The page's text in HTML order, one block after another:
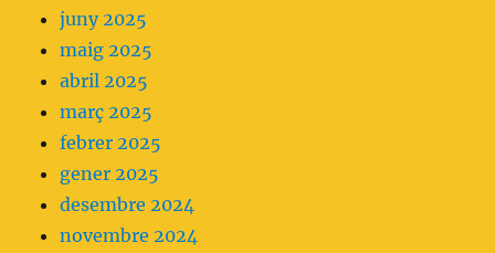
juny 2025
maig 2025
abril 2025
març 2025
febrer 2025
gener 2025
desembre 2024
novembre 2024